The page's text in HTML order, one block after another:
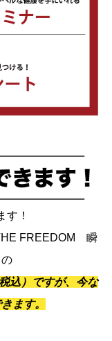
す！
FREEDOM 瞬
込）ですが、今な
ます。